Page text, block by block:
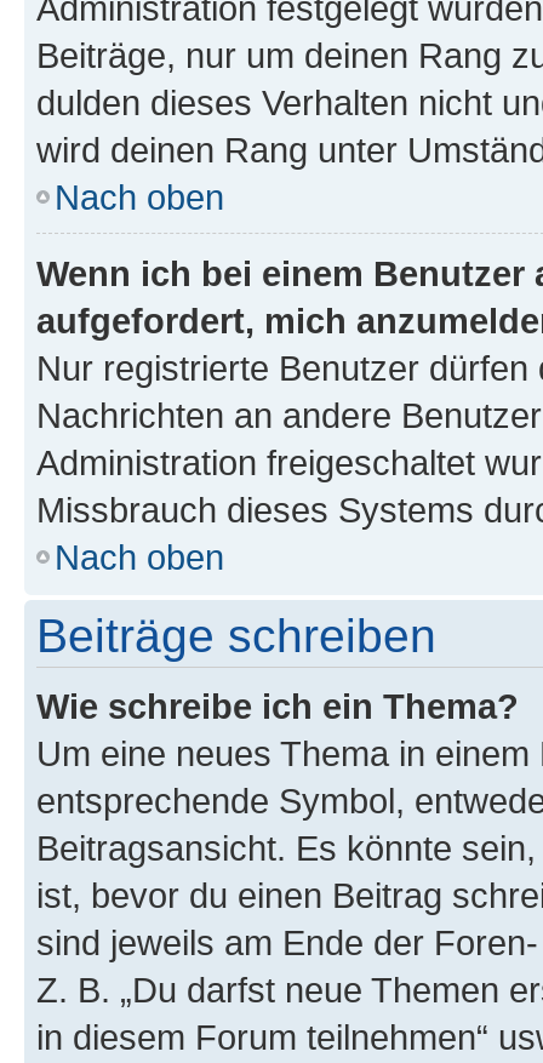
Beiträge, nur um deinen Rang
dulden dieses Verhalten nicht
wird deinen Rang unter
Nach oben
Wenn ich bei einem
aufgefordert, mich
Nur registrierte Benutzer
Nachrichten an andere
Administration freigeschaltet
Missbrauch dieses Systems
Nach oben
Beiträge schreiben
Wie schreibe ich ein Thema?
Um eine neues Thema in
entsprechende Symbol,
Beitragsansicht. Es könnte
ist, bevor du einen Beitrag
sind jeweils am Ende der
Z. B. „Du darfst neue Themen
in diesem Forum teilnehmen“